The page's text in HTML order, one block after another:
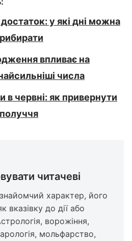
у які дні можна
впливає на
числа
в червні: як привернути
читачеві
характер, його
вказівку до дії або
ворожіння,
мольфарство,